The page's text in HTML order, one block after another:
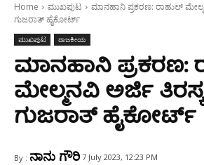
Home ಮುಖಪುಟ
ಮಾನಹಾನಿ ಪ್ರಕರಣ: ರಾಹುಲ್
ಗುಜರಾತ್ ಹೈಕೋರ್ಟ್
ಮುಖಪುಟ ರಾಜಕೀಯ
ಮಾನಹಾನಿ ಪ್ರಕರಣ:
ಮೇಲ್ಮನವಿ ಅರ್ಜಿ
ಗುಜರಾತ್ ಹೈಕೋರ್ಟ್
By : ನಾನು ಗೌರಿ 7 July 2023, 12:23 PM